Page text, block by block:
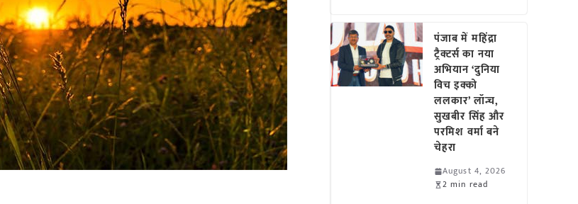
पंजाब में महिंद्रा
ट्रैक्टर्स का नया
अभियान ‘दुनिया
विच इक्को
ललकार’ लॉन्च,
सुखबीर सिंह और
परमिश वर्मा बने
चेहरा
August 4, 2026
2 min read